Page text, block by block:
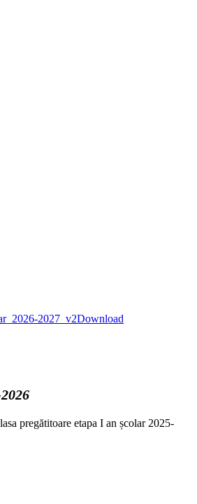
2027_v2Download
pregătitoare etapa I an școlar 2025-